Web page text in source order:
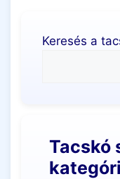
Keresés a
Tacskó